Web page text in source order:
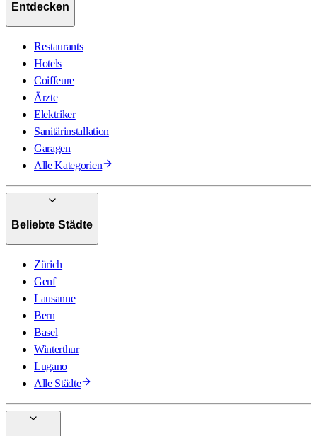
Entdecken
Restaurants
Hotels
Coiffeure
Ärzte
Elektriker
Sanitärinstallation
Garagen
Alle Kategorien
Beliebte Städte
Zürich
Genf
Lausanne
Bern
Basel
Winterthur
Lugano
Alle Städte